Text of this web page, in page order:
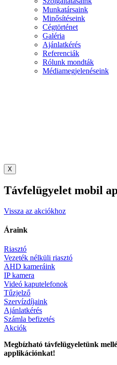
Munkatársaink
Minősítéseink
Cégtörténet
Galéria
Ajánlatkérés
Referenciák
Rólunk mondták
Médiamegjelenéseink
X
Távfelügyelet mobil
Vissza az akciókhoz
Áraink
Riasztó
Vezeték nélküli riasztó
AHD kameráink
IP kamera
Videó kaputelefonok
Tűzjelző
Szervízdíjaink
Ajánlatkérés
Számla befizetés
Akciók
Megbízható távfelügyeletünk
applikációnkat!